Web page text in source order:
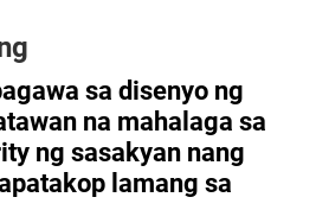
sa disenyo ng
na mahalaga sa
ng sasakyan nang
lamang sa